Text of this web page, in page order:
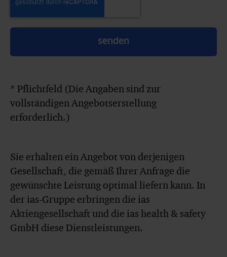
* Pflichtfeld (Die Angaben sind zur
vollständigen Angebotserstellung
erforderlich.)
Sie erhalten ein Angebot von derjenigen
Gesellschaft, die gemäß Ihrer Anfrage die
gewünschte Leistung optimal liefern kann. In
der ias-Gruppe erbringen die ias
Aktiengesellschaft und die ias health & safety
GmbH diese Dienstleistungen.